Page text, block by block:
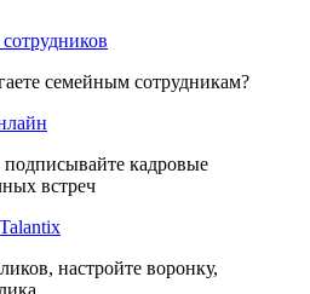
семейным сотрудникам?
кадровые
встреч
настройте воронку,